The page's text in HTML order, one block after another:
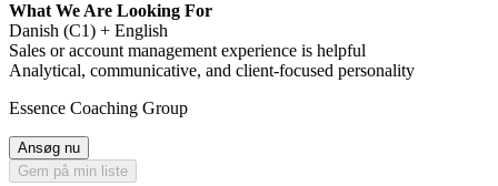
What We Are Looking For
Danish (C1) + English
Sales or account management experience is helpful
Analytical, communicative, and client-focused personality
Essence Coaching Group
Ansøg nu
Gem på min liste